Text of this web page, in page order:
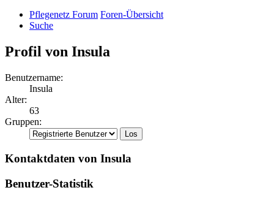
Pflegenetz Forum Foren-Übersicht
Suche
Profil von Insula
Benutzername:
Insula
Alter:
63
Gruppen:
Kontaktdaten von Insula
Benutzer-Statistik